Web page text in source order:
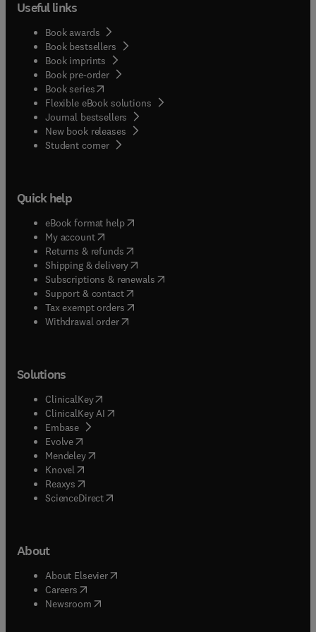
Useful links
Book awards
Book bestsellers
Book imprints
Book pre-order
Book series(opens in new tab/window
Flexible eBook solutions
Journal bestsellers
New book releases
Student corner( opens in new tab/window
Quick help
eBook format help( opens in new tab/window
My account( opens in new tab/window
Returns & refunds( opens in new tab/window
Shipping & delivery(opens in new tab/window
Subscriptions & renewals( opens in new tab/window
Support & contact( opens in new tab/window
Tax exempt orders( opens in new tab/window
Withdrawal order
Solutions
ClinicalKey(opens in new tab/window
ClinicalKey AI opens in new tab/window
Embase( opens in new tab/window
Evolve(opens in new tab/window
Mendeley( opens in new tab/window
Knovel (opens in new tab/window
Reaxys (opens in new tab/window
ScienceDirect(opens in new tab/window
About
About Elsevier( opens in new tab/window
Careers opens in new tab/window
Newsroom( opens in new tab/window